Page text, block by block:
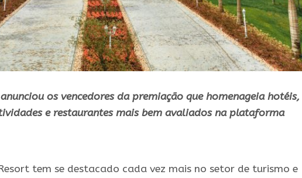
os vencedores da premiação que homenageia hotéis,
e restaurantes mais bem avaliados na plataforma
tem se destacado cada vez mais no setor de turismo e